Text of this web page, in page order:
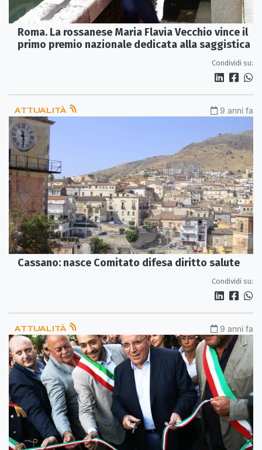
Roma. La rossanese Maria Flavia Vecchio vince il
primo premio nazionale dedicata alla saggistica
Condividi su:
ATTUALITÀ 9 anni fa
Cassano: nasce Comitato difesa diritto salute
Condividi su:
ATTUALITÀ 9 anni fa